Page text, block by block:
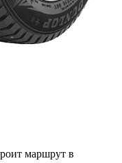
маршрут в